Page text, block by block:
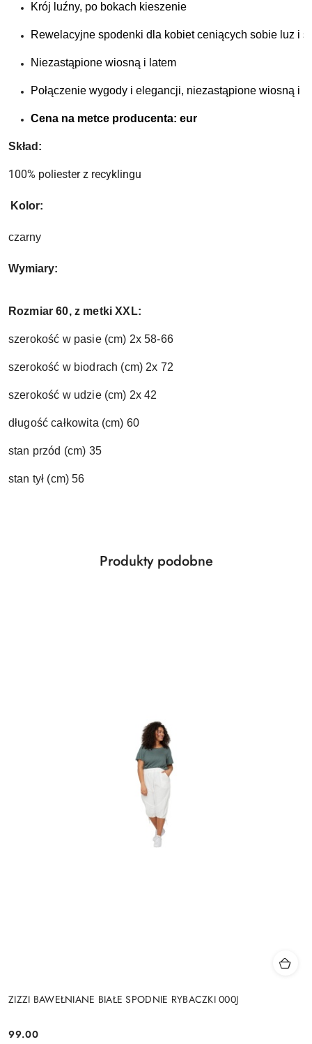
Krój luźny, po bokach kieszenie
Rewelacyjne spodenki dla kobiet ceniących sobie luz i
Niezastąpione wiosną i latem
Połączenie wygody i elegancji, niezastąpione wiosną i
Cena na metce producenta: eur
Skład:
100% poliester z recyklingu
Kolor:
czarny
Wymiary:
Rozmiar 60, z metki XXL:
szerokość w pasie (cm) 2x 58-66
szerokość w biodrach (cm) 2x 72
szerokość w udzie (cm) 2x 42
długość całkowita (cm) 60
stan przód (cm) 35
stan tył (cm) 56
Pomiń karuzelę produktów
Produkty
Produkty podobne
ZIZZI BAWEŁNIANE BIAŁE SPODNIE RYBACZKI 000J
99.00